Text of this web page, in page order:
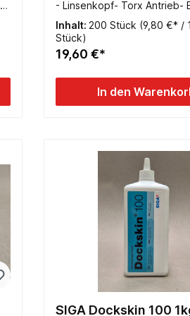
- Linsenkopf- Torx Antrieb-
TX20- Vollgewinde
Inhalt: 200 Stück (9,80 €* /
Stück)
19,60 €*
In den
SIGA Dockskin 100